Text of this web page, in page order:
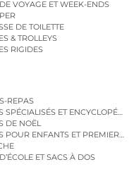
VOYAGE ET WEEK-ENDS
DE TOILETTE
& TROLLEYS
RIGIDES
REPAS
SPÉCIALISÉS ET
DE NOËL
POUR ENFANTS ET PREMIERS
ET SACS À DOS